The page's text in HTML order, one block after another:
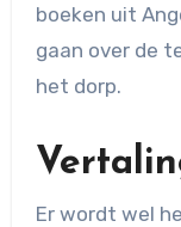
boeken uit
gaan over de
het dorp.
Er wordt wel